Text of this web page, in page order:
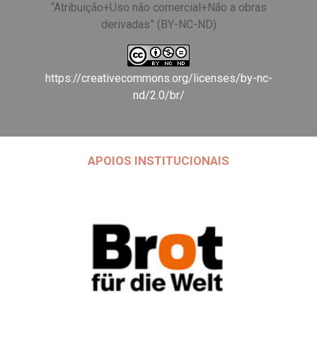
“Atribuição+Uso não comercial+Não a obras
derivadas” (BY-NC-ND)
https://creativecommons.org/licenses/by-nc-
nd/2.0/br/
APOIOS INSTITUCIONAIS